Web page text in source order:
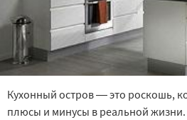
Кухонный остров — это роскошь,
плюсы и минусы в реальной